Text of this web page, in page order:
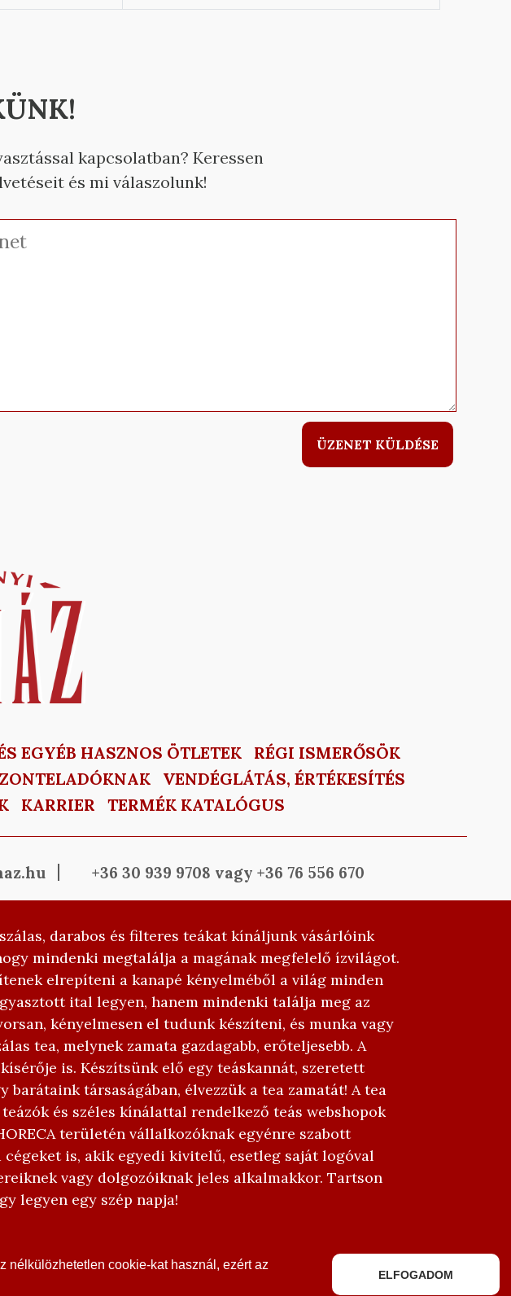
kapcsolatban? Keressen
és mi válaszolunk!
ÜZENET KÜLDÉSE
EGYÉB HASZNOS ÖTLETEK
RÉGI ISMERŐSÖK
VENDÉGLÁTÁS, ÉRTÉKESÍTÉS
KARRIER TERMÉK KATALÓGUS
+36 30 939 9708 vagy +36 76 556 670
darabos és filteres teákat kínáljunk vásárlóink
mindenki megtalálja a magának megfelelő ízvilágot.
elrepíteni a kanapé kényelméből a világ minden
ital legyen, hanem mindenki találja meg az
kényelmesen el tudunk készíteni, és munka vagy
tea, melynek zamata gazdagabb, erőteljesebb. A
is. Készítsünk elő egy teáskannát, szeretett
társaságában, élvezzük a tea zamatát! A tea
és széles kínálattal rendelkező teás webshopok
területén vállalkozóknak egyénre szabott
is, akik egyedi kivitelű, esetleg saját logóval
vagy dolgozóiknak jeles alkalmakkor. Tartson
legyen egy szép napja!
cookie-kat használ, ezért az
ELFOGADOM